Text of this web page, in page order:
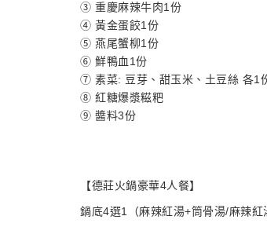
③ 重慶麻辣牛肉1份
④ 黃金蛋餃1份
⑤ 燕尾蟹柳1份
⑥ 鮮鴨血1份
⑦ 素菜: 豆芽、甜玉米、土豆絲 各1
⑧ 紅糖爆漿糍粑
⑨ 醬料3份
【德莊火鍋豪華4人餐】
鍋底4選1（麻辣紅湯+筒骨湯/麻辣紅